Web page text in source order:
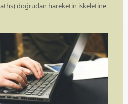
doğrudan hareketin iskeletine